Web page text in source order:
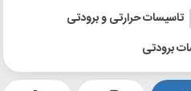
تاسیسات حرارتی و برودتی
برودتی